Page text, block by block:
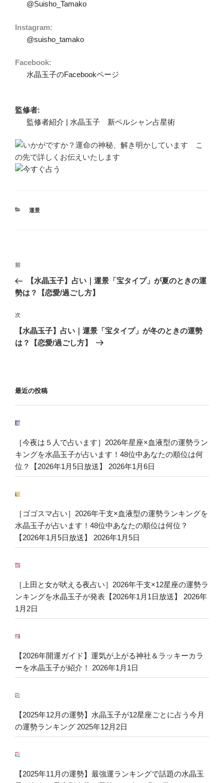
@Suisho_Tamako
Instagram:
@suisho_tamako
Facebook:
水晶玉子のFacebookページ
監修者:
監修者紹介 | 水晶玉子 新ペルシャン占星術
カ
運景
投
ナ
ゲ
ー
シ
前
の
投
前
【水晶玉子】占い｜運景「宝タイプ」が夏のときの運
勢は？【恋愛/過ごし方】
次
の
投
次
【水晶玉子】占い｜運景「宝タイプ」が冬のときの運勢
は？【恋愛/過ごし方】
最近の投稿
［今夜は５人で占います］2026年星座×血液型の運勢ラン
キングを水晶玉子が占います！48位中あなたの順位は何
位？【2026年1月5日放送】
2026年1月6日
［ゴゴスマ占い］2026年干支×血液型の運勢ランキングを
水晶玉子が占います！48位中あなたの順位は何位？
【2026年1月5日放送】
2026年1月5日
［上田と女が吠える夜占い］2026年干支×12星座の運勢ラ
ンキングを水晶玉子が発表【2026年1月1日放送】
2026年
1月2日
【2026年開運ガイド】運気が上がる神社＆ラッキーカラ
ーを水晶玉子が紹介！
2026年1月1日
【2025年12月の運勢】水晶玉子が12星座ごとに占う今月
の運勢ランキング 2025年12月2日
【2025年11月の運勢】最強運ランキングで話題の水晶玉